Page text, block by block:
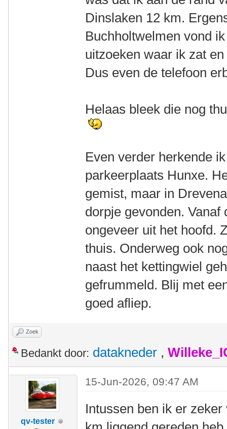
Dinslaken 12 km.
Buchholtwelmen vond
uitzoeken waar ik zat
Dus even de telefoon
Helaas bleek die nog
Even verder herkende
parkeerplaats Hunxe.
gemist, maar in
dorpje gevonden.
ongeveer uit het hoofd.
thuis. Onderweg ook
naast het kettingwiel
gefrummeld. Blij met
goed afliep.
Zoek
Bedankt door: datakneder ,
qv-tester
15-Jun-2026, 09:47 AM
Intussen ben ik er